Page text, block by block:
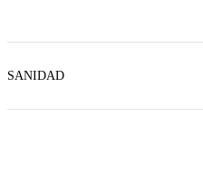
SANIDAD